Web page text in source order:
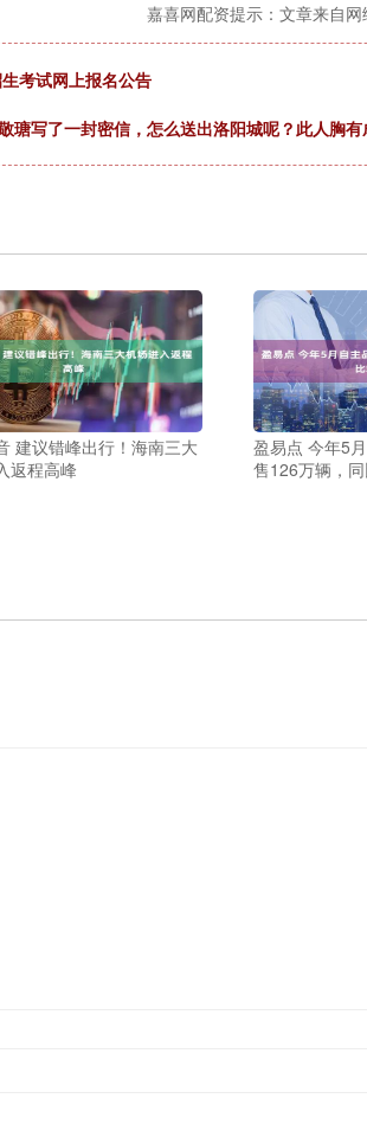
嘉喜网配资提示：文章来自网
考试网上报名公告
瑭写了一封密信，怎么送出洛阳城呢？此人胸
建议错峰出行！海南三大
返程高峰
盈易点 今年5
售126万辆，